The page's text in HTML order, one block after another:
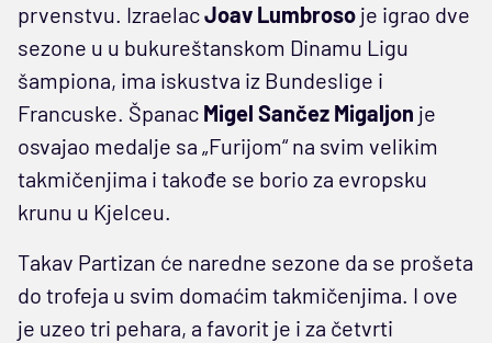
prvenstvu. IzraelacJoav Lumbroso je igrao dve
sezone u u bukureštanskom Dinamu Ligu
šampiona, ima iskustva iz Bundeslige i
Francuske. Španac Migel Sančez Migaljon je
osvajao medalje sa „Furijom“ na svim velikim
takmičenjima i takođe se borio za evropsku
krunu u Kjelceu.
Takav Partizan će naredne sezone da se prošeta
do trofeja u svim domaćim takmičenjima. I ove
je uzeo tri pehara, a favorit je i za četvrti